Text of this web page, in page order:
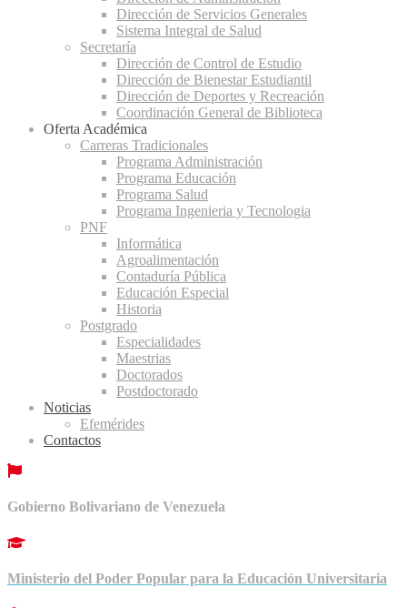
Dirección de Servicios Generales
Sistema Integral de Salud
Secretaría
Dirección de Control de Estudio
Dirección de Bienestar Estudiantil
Dirección de Deportes y Recreación
Coordinación General de Biblioteca
Oferta Académica
Carreras Tradicionales
Programa Administración
Programa Educación
Programa Salud
Programa Ingenieria y Tecnologia
PNF
Informática
Agroalimentación
Contaduría Pública
Educación Especial
Historia
Postgrado
Especialidades
Maestrias
Doctorados
Postdoctorado
Noticias
Efemérides
Contactos
Gobierno Bolivariano de Venezuela
Ministerio del Poder Popular para la Educación Universitaria